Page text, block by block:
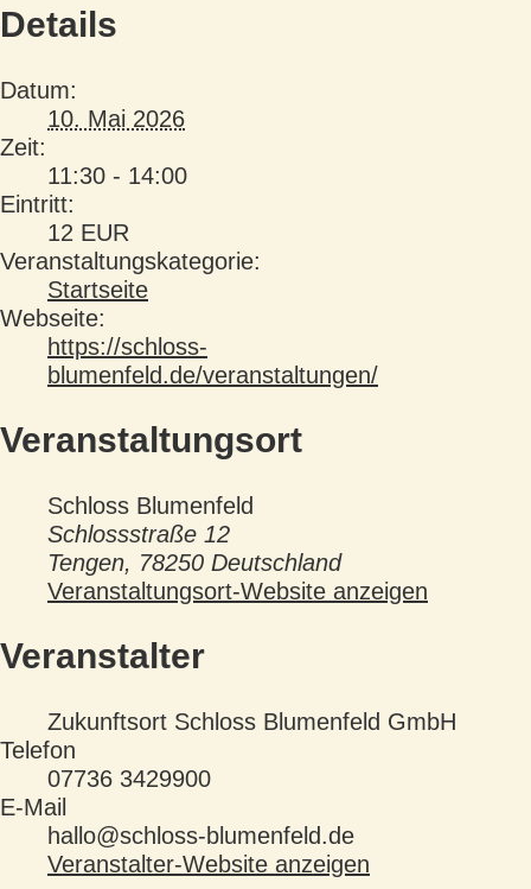
Details
Datum:
10. Mai 2026
Zeit:
11:30 - 14:00
Eintritt:
12 EUR
Veranstaltungskategorie:
Startseite
Webseite:
https://schloss-
blumenfeld.de/veranstaltungen/
Veranstaltungsort
Schloss Blumenfeld
Schlossstraße 12
Tengen, 78250 Deutschland
Veranstaltungsort-Website anzeigen
Veranstalter
Zukunftsort Schloss Blumenfeld GmbH
Telefon
07736 3429900
E-Mail
hallo@schloss-blumenfeld.de
Veranstalter-Website anzeigen